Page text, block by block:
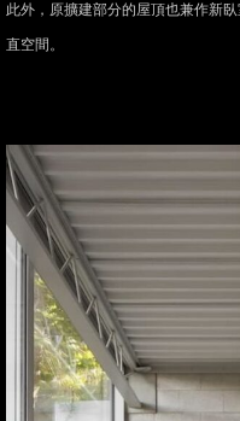
此外，原擴建部分的屋頂也兼作新
直空間。